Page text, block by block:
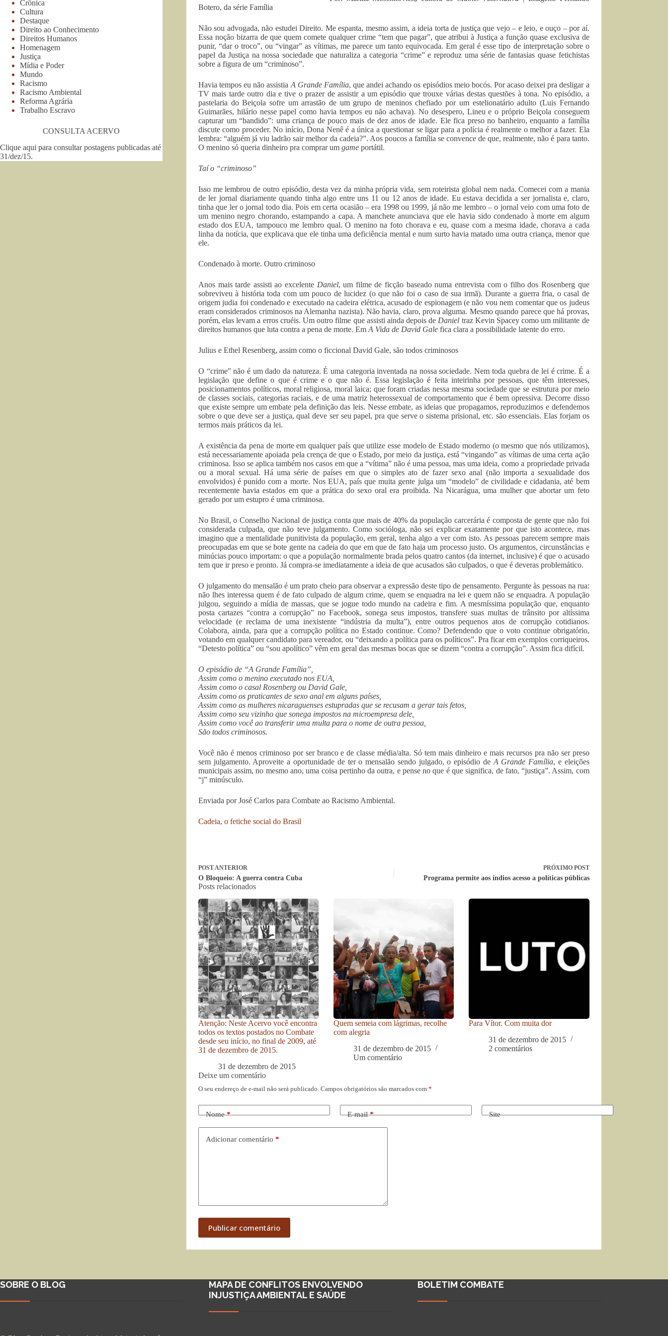
Botero, da série Família
Não sou advogada, não estudei Direito. Me espanta, mesmo assim, a ideia torta de justiça que vejo – e leio, e ouço – por aí.
Essa noção bizarra de que quem comete qualquer crime “tem que pagar”, que atribui à Justiça a função quase exclusiva de
punir, “dar o troco”, ou “vingar” as vítimas, me parece um tanto equivocada. Em geral é esse tipo de interpretação sobre o
papel da Justiça na nossa sociedade que naturaliza a categoria “crime” e reproduz uma série de fantasias quase fetichistas
sobre a figura de um “criminoso”.
Havia tempos eu não assistia A Grande Família, que andei achando os episódios meio bocós. Por acaso deixei pra desligar a
TV mais tarde outro dia e tive o prazer de assistir a um episódio que trouxe várias destas questões à tona. No episódio, a
pastelaria do Beiçola sofre um arrastão de um grupo de meninos chefiado por um estelionatário adulto (Luis Fernando
Guimarães, hilário nesse papel como havia tempos eu não achava). No desespero, Lineu e o próprio Beiçola conseguem
capturar um “bandido”: uma criança de pouco mais de dez anos de idade. Ele fica preso no banheiro, enquanto a família
discute como proceder. No início, Dona Nenê é a única a questionar se ligar para a polícia é realmente o melhor a fazer. Ela
lembra: “alguém já viu ladrão sair melhor da cadeia?”. Aos poucos a família se convence de que, realmente, não é para tanto.
O menino só queria dinheiro pra comprar um gameportátil.
Taí o “criminoso”
Isso me lembrou de outro episódio, desta vez da minha própria vida, sem roteirista global nem nada. Comecei com a mania
de ler jornal diariamente quando tinha algo entre uns 11 ou 12 anos de idade. Eu estava decidida a ser jornalista e, claro,
tinha que ler o jornal todo dia. Pois em certa ocasião – era 1998 ou 1999, já não me lembro – o jornal veio com uma foto de
um menino negro chorando, estampando a capa. A manchete anunciava que ele havia sido condenado à morte em algum
estado dos EUA, tampouco me lembro qual. O menino na foto chorava e eu, quase com a mesma idade, chorava a cada
linha da notícia, que explicava que ele tinha uma deficiência mental e num surto havia matado uma outra criança, menor que
ele.
Condenado à morte. Outro criminoso
Anos mais tarde assisti ao excelente Daniel, um filme de ficção baseado numa entrevista com o filho dos Rosenberg que
sobreviveu à história toda com um pouco de lucidez (o que não foi o caso de sua irmã). Durante a guerra fria, o casal de
origem judia foi condenado e executado na cadeira elétrica, acusado de espionagem (e não vou nem comentar que os judeus
eram considerados criminosos na Alemanha nazista). Não havia, claro, prova alguma. Mesmo quando parece que há provas,
porém, elas levam a erros cruéis. Um outro filme que assisti ainda depois de Daniel traz Kevin Spacey como um militante de
direitos humanos que luta contra a pena de morte. Em A Vida de David Galefica clara a possibilidade latente do erro.
Julius e Ethel Resenberg, assim como o ficcional David Gale, são todos criminosos
O “crime” não é um dado da natureza. É uma categoria inventada na nossa sociedade. Nem toda quebra de lei é crime. É a
legislação que define o que é crime e o que não é. Essa legislação é feita inteirinha por pessoas, que têm interesses,
posicionamentos políticos, moral religiosa, moral laica; que foram criadas nessa mesma sociedade que se estrutura por meio
de classes sociais, categorias raciais, e de uma matriz heterossexual de comportamento que é bem opressiva. Decorre disso
que existe sempre um embate pela definição das leis. Nesse embate, as ideias que propagamos, reproduzimos e defendemos
sobre o que deve ser a justiça, qual deve ser seu papel, pra que serve o sistema prisional, etc. são essenciais. Elas forjam os
termos mais práticos da lei.
A existência da pena de morte em qualquer país que utilize esse modelo de Estado moderno (o mesmo que nós utilizamos),
está necessariamente apoiada pela crença de que o Estado, por meio da justiça, está “vingando” as vítimas de uma certa ação
criminosa. Isso se aplica também nos casos em que a “vítima” não é uma pessoa, mas uma ideia, como a propriedade privada
ou a moral sexual. Há uma série de países em que o simples ato de fazer sexo anal (não importa a sexualidade dos
envolvidos) é punido com a morte. Nos EUA, país que muita gente julga um “modelo” de civilidade e cidadania, até bem
recentemente havia estados em que a prática do sexo oral era proibida. Na Nicarágua, uma mulher que abortar um feto
gerado por um estupro é uma criminosa.
No Brasil, o Conselho Nacional de justiça conta que mais de 40% da população carcerária é composta de gente que não foi
considerada culpada, que não teve julgamento. Como socióloga, não sei explicar exatamente por que isto acontece, mas
imagino que a mentalidade punitivista da população, em geral, tenha algo a ver com isto. As pessoas parecem sempre mais
preocupadas em que se bote gente na cadeia do que em que de fato haja um processo justo. Os argumentos, circunstâncias e
minúcias pouco importam: o que a população normalmente brada pelos quatro cantos (da internet, inclusive) é que o acusado
tem que ir preso e pronto. Já compra-se imediatamente a ideia de que acusados são culpados, o que é deveras problemático.
O julgamento do mensalão é um prato cheio para observar a expressão deste tipo de pensamento. Pergunte às pessoas na rua:
não lhes interessa quem é de fato culpado de algum crime, quem se enquadra na lei e quem não se enquadra. A população
julgou, seguindo a mídia de massas, que se jogue todo mundo na cadeira e fim. A mesmíssima população que, enquanto
posta cartazes “contra a corrupção” no Facebook, sonega seus impostos, transfere suas multas de trânsito por altíssima
velocidade (e reclama de uma inexistente “indústria da multa”), entre outros pequenos atos de corrupção cotidianos.
Colabora, ainda, para que a corrupção política no Estado continue. Como? Defendendo que o voto continue obrigatório,
votando em qualquer candidato para vereador, ou “deixando a política para os políticos”. Pra ficar em exemplos corriqueiros.
“Detesto política” ou “sou apolítico” vêm em geral das mesmas bocas que se dizem “contra a corrupção”. Assim fica difícil.
O episódio de “A Grande Família”,
Assim como o menino executado nos EUA,
Assim como o casal Rosenberg ou David Gale,
Assim como os praticantes de sexo anal em alguns países,
Assim como as mulheres nicaraguenses estupradas que se recusam a gerar tais fetos,
Assim como seu vizinho que sonega impostos na microempresa dele,
Assim como você ao transferir uma multa para o nome de outra pessoa,
São todos criminosos.
Você não é menos criminoso por ser branco e de classe média/alta. Só tem mais dinheiro e mais recursos pra não ser preso
sem julgamento. Aproveite a oportunidade de ter o mensalão sendo julgado, o episódio de A Grande Família, e eleições
municipais assim, no mesmo ano, uma coisa pertinho da outra, e pense no que é que significa, de fato, “justiça”. Assim, com
“j” minúsculo.
Enviada por José Carlos para Combate ao Racismo Ambiental.
Cadeia, o fetiche social do Brasil
POSTANTERIOR
O Bloqueio: A guerra contra Cuba
PRÓXIMO POST
Programa permite aos índios acesso a políticas públicas
Posts relacionados
Atenção: Neste Acervo você encontra
todos os textos postados no Combate
desde seu início, no final de 2009, até
31 de dezembro de 2015.
31 de dezembro de 2015
Quem semeia com lágrimas, recolhe
com alegria
31 de dezembro de 2015
Um comentário
Para Vítor. Com muita dor
31 de dezembro de 2015
2 comentários
Deixe um comentário
O seu endereço de e-mail não será publicado. Campos obrigatórios são marcados com *
Nome* E-mail* Site
Adicionar comentário *
Publicar comentário
Crônica
Cultura
Destaque
Direito ao Conhecimento
Direitos Humanos
Homenagem
Justiça
Mídia e Poder
Mundo
Racismo
Racismo Ambiental
Reforma Agrária
Trabalho Escravo
CONSULTA ACERVO
Clique aqui para consultar postagens publicadas até
31/dez/15.
SOBRE O BLOG
MAPA DE CONFLITOS ENVOLVENDO
INJUSTIÇA AMBIENTAL E SAÚDE
BOLETIM COMBATE